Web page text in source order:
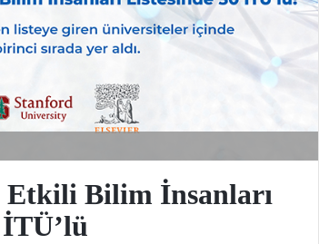
Etkili Bilim İnsanları